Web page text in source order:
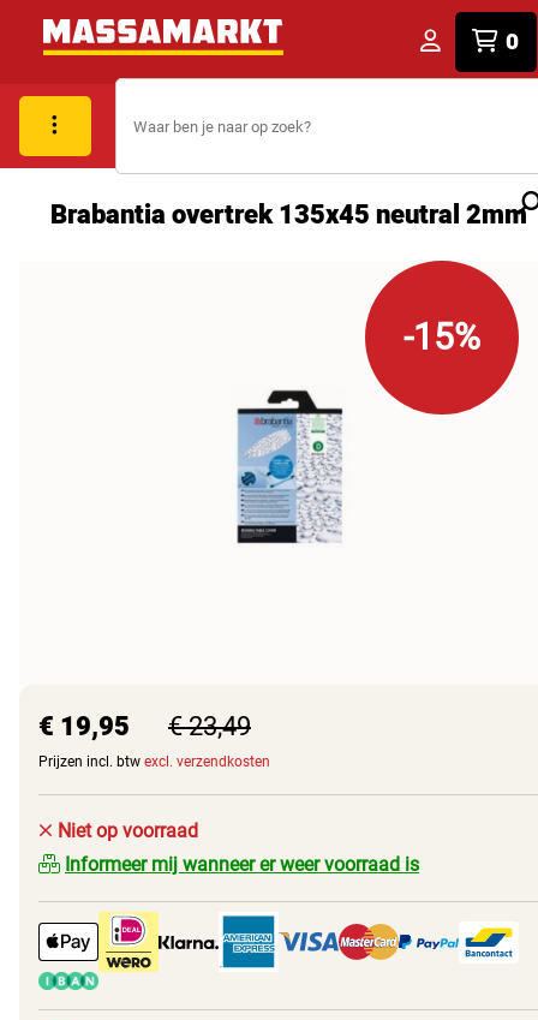
0
Brabantia overtrek 135x45 neutral 2mm
-15%
€ 19,95 € 23,49
Prijzen incl. btw excl. verzendkosten
Niet op voorraad
Informeer mij wanneer er weer voorraad is